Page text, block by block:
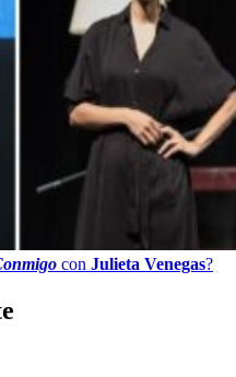
con Julieta Venegas?